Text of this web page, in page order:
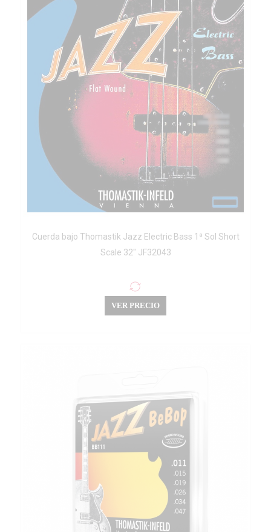
Cuerda bajo Thomastik Jazz Electric Bass 1ª Sol Short
Scale 32" JF32043
VER PRECIO